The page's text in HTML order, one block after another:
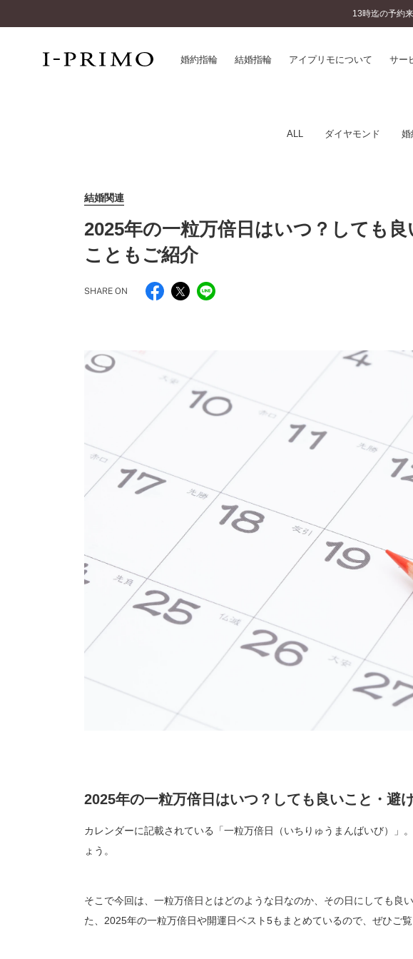
13時迄の予約
婚約指輪 結婚指輪 アイプリモについて サー
アニバーサリージュエリー一覧
コレクション
パーフェクトプロポーズリング
ダイヤモンドプロポーズ
婚約ネックレス
コンセプトシリーズ
初空
エトワル
スワハ
プレミオン
アイプリモについて
近くに店舗がある
ブライダルアイテム
ショップ
ご来店予約について
ALL ダイヤモンド 婚
結婚関連
2025年の一粒万倍日はいつ？しても
こともご紹介
SHARE ON
2025年の一粒万倍日はいつ？しても良いこと・避
カレンダーに記載されている「一粒万倍日（いちりゅうまんばいび）」
ょう。
そこで今回は、一粒万倍日とはどのような日なのか、その日にしても良
た、2025年の一粒万倍日や開運日ベスト5もまとめているので、ぜひご覧